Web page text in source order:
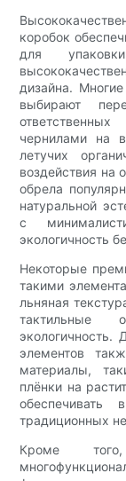
коробок
для
дизайна.
выбирают
чернилами на
летучих
воздействия
обрела
натуральной
с
экологичность
Некоторые
такими
льняная
тактильные
элементов
материалы,
плёнки на
обеспечивать
традиционных
Кроме